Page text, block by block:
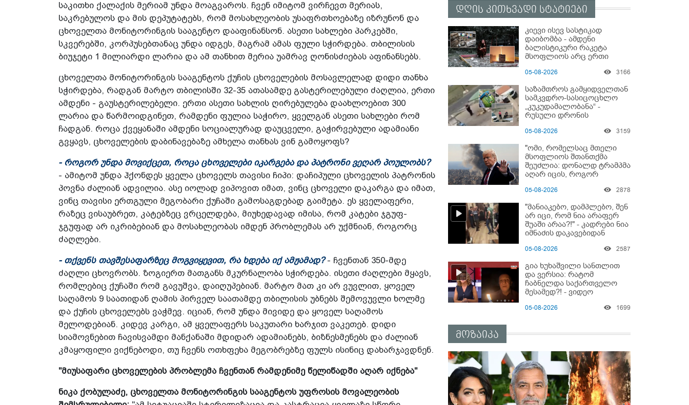
საკითხი ქალაქის მერიამ უნდა მოაგვაროს. ჩვენ იმიტომ ვირჩევთ მერიას,
საკრებულოს და მის დეპუტატებს, რომ მოსახლეობის უსაფრთხოებაზე იზრუნონ და
ცხოველთა მონიტორინგის სააგენტო დააფინანსონ. ასეთი სახლები პარკებში,
სკვერებში, კორპუსებთანაც უნდა იდგეს, მაგრამ ამას ფული სჭირდება. თბილისის
ბიუჯეტი 1 მილიარდი ლარია და ამ თანხით მერია უამრავ ღონისძიებას აფინანსებს.
ცხოველთა მონიტორინგის სააგენტოს ქუჩის ცხოველების მოსავლელად დიდი თანხა
სჭირდება, რადგან მარტო თბილისში 32-35 ათასამდე გასტერილებული ძაღლია, ერთი
ამდენი - გაუსტერილებელი. ერთი ასეთი სახლის ღირებულება დაახლოებით 300
ლარია და წარმოიდგინეთ, რამდენი ფულია საჭირო, ყველგან ასეთი სახლები რომ
ჩადგან. როცა ქვეყანაში ამდენი სოციალურად დაუცველი, გაჭირვებული ადამიანი
გვყავს, ცხოველების დაბინავებაზე ამხელა თანხას ვინ გამოყოფს?
- როგორ უნდა მოვიქცეთ, როცა ცხოველები იკარგება და პატრონი ვეღარ პოულობს?
- ამიტომ უნდა ჰქონდეს ყველა ცხოველს თავისი ჩიპი: დაჩიპული ცხოველის პატრონის
პოვნა ძალიან ადვილია. ასე იოლად ვიპოვით იმათ, ვინც ცხოველი დაკარგა და იმათ,
ვინც თავისი ერთგული მეგობარი ქუჩაში გამოსაგდებად გაიმეტა. ეს ყველაფერი,
რაზეც ვისაუბრეთ, კატებზეც ვრცელდება, მიუხედავად იმისა, რომ კატები ჯგუფ-
ჯგუფად არ იკრიბებიან და მოსახლეობას იმდენ პრობლემას არ უქმნიან, როგორც
ძაღლები.
- თქვენს თავშესაფარზეც მოგვიყევით, რა ხდება იქ ამჟამად?- ჩვენთან 350-მდე
ძაღლი ცხოვრობს. ზოგიერთ მათგანს მკურნალობა სჭირდება. ისეთი ძაღლები მყავს,
რომლებიც ქუჩაში რომ გავუშვა, დაიღუპებიან. მარტო მათ კი არ ვუვლით, ყოველ
საღამოს 9 საათიდან ღამის პირველ საათამდე თბილისის უბნებს შემოვუვლი ხოლმე
და ქუჩის ცხოველებს ვაჭმევ. იციან, რომ უნდა მივიდე და ყოველ საღამოს
მელოდებიან. კიდევ კარგი, ამ ყველაფერს საკუთარი ხარჯით ვაკეთებ. დიდი
სიამოვნებით ჩავისვამდი მანქანაში მდიდარ ადამიანებს, ბიზნესმენებს და ძალიან
კმაყოფილი ვიქნებოდი, თუ ჩვენს ოთხფეხა მეგობრებზე ფულს ისინიც დახარჯავდნენ.
"მიუსაფარი ცხოველების პრობლემა ჩვენთან რამდენიმე წელიწადში აღარ იქნება"
ნიკა ქობულაძე, ცხოველთა მონიტორინგის სააგენტოს უფროსის მოვალეობის
დღის კითხვადი სტატიები
კიევი ისევ სასტიკად
დაიბომბა - ამდენი
ბალისტიკური რაკეტა
მსოფლიოს არც ერთი
პუტინის ახალი
05-08-2026 3166
საზამთროს გამყიდველთან
სამკვდრო-სასიცოცხლო
„კუკუდამალობანა“ -
რუსული დრონის
ვიდეო
05-08-2026 3159
"ომი, რომელსაც მთელი
მსოფლიოს შთანთქმა
შეუძლია: დონალდ ტრამპმა
აღარ იცის, როგორ
Times
05-08-2026 2878
"მანიაკებო, დამპლებო, შენ
არ იცი, რომ ნია არაფერ
შუაში არაა?!" - კადრები ნია
იმნაძის დაკავებიდან
05-08-2026 2587
გია ხუხაშვილი სანთლით
და ვერსია: რატომ
ჩაბნელდა საქართველო
მესამედ?! - ვიდეო
05-08-2026 1699
მოზაიკა